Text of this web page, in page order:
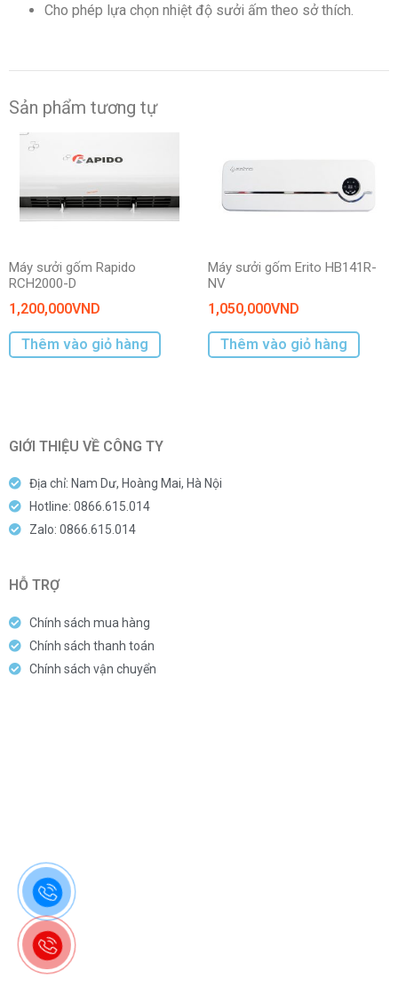
Cho phép lựa chọn nhiệt độ sưởi ấm theo sở thích.
Sản phẩm tương tự
Máy sưởi gốm Rapido
RCH2000-D
1,200,000VND
Thêm vào giỏ hàng
Máy sưởi gốm Erito HB141R-
NV
1,050,000VND
Thêm vào giỏ hàng
GIỚI THIỆU VỀ CÔNG TY
Địa chỉ: Nam Dư, Hoàng Mai, Hà Nội
Hotline: 0866.615.014
Zalo: 0866.615.014
HỖ TRỢ
Chính sách mua hàng
Chính sách thanh toán
Chính sách vận chuyển